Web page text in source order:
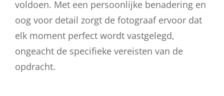
voldoen. Met een persoonlijke benadering en
oog voor detail zorgt de fotograaf ervoor dat
elk moment perfect wordt vastgelegd,
ongeacht de specifieke vereisten van de
opdracht.